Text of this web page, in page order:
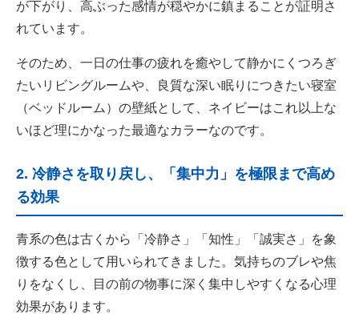
が下がり、高ぶった感情が穏やかに鎮まることが証明さ
れています。
そのため、一日の仕事の疲れを癒やして静かにくつろぎ
たいリビングルームや、良質な深い眠りにつきたい寝室
（ベッドルーム）の壁紙として、ネイビーはこれ以上な
いほど理にかなった最適なカラーなのです。
2. 冷静さを取り戻し、「集中力」を極限まで高め
る効果
青系の色は古くから「冷静さ」「知性」「誠実さ」を象
徴する色として用いられてきました。気持ちのブレや焦
りをなくし、目の前の物事に深く集中しやすくなる心理
効果があります。